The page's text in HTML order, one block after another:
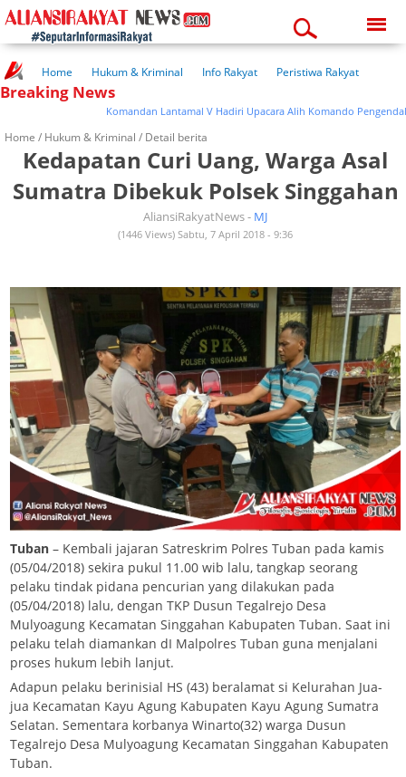
04:38:11 am
Home Hukum & Kriminal Info Rakyat
Peristiwa Rakyat
Kuliner Rakyat
Wisata Rakyat
Kesehatan
Breaking News
Komandan Lantamal V Hadiri Upacara Alih Komando Pengendali
Home / Hukum & Kriminal / Detail berita
Kedapatan Curi Uang, Warga Asal
Sumatra Dibekuk Polsek Singgahan
AliansiRakyatNews - MJ
(1446 Views) Sabtu, 7 April 2018 - 9:36
Tuban – Kembali jajaran Satreskrim Polres Tuban pada kamis
(05/04/2018) sekira pukul 11.00 wib lalu, tangkap seorang
pelaku tindak pidana pencurian yang dilakukan pada
(05/04/2018) lalu, dengan TKP Dusun Tegalrejo Desa
Mulyoagung Kecamatan Singgahan Kabupaten Tuban. Saat ini
pelaku telah diamankan dI Malpolres Tuban guna menjalani
proses hukum lebih lanjut.
Adapun pelaku berinisial HS (43) beralamat si Kelurahan Jua-
jua Kecamatan Kayu Agung Kabupaten Kayu Agung Sumatra
Selatan. Sementara korbanya Winarto(32) warga Dusun
Tegalrejo Desa Mulyoagung Kecamatan Singgahan Kabupaten
Tuban.